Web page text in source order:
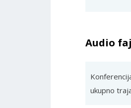
Audio
ukupno